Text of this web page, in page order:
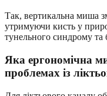
Так, вертикальна миша
утримуючи кисть у
тунельного синдрому та
Яка ергономічна
проблемах із